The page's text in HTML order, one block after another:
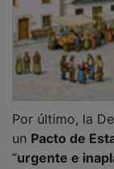
un Pacto de
“urgente e
Hidrológico